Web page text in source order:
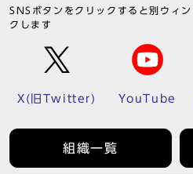
SNSボタンをクリックすると別ウィ
クします
X(旧Twitter) YouTube
組織一覧